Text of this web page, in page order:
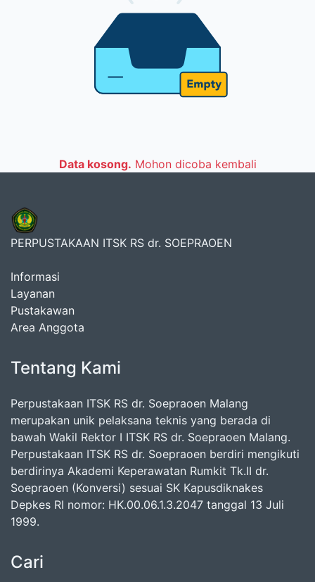
Data kosong. Mohon dicoba kembali
PERPUSTAKAAN ITSK RS dr. SOEPRAOEN
Informasi
Layanan
Pustakawan
Area Anggota
Tentang Kami
Perpustakaan ITSK RS dr. Soepraoen Malang
merupakan unik pelaksana teknis yang berada di
bawah Wakil Rektor I ITSK RS dr. Soepraoen Malang.
Perpustakaan ITSK RS dr. Soepraoen berdiri mengikuti
berdirinya Akademi Keperawatan Rumkit Tk.II dr.
Soepraoen (Konversi) sesuai SK Kapusdiknakes
Depkes RI nomor: HK.00.06.1.3.2047 tanggal 13 Juli
1999.
Cari